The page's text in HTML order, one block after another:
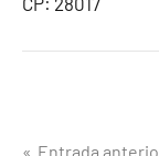
Entrada